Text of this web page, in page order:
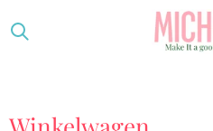
Ga
direct
hoofdinhoud